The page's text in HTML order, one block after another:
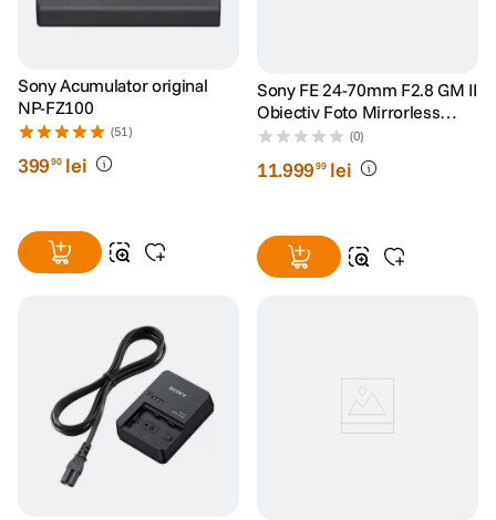
10. nou
Sony Acumulator original
NP-FZ100
(51)
39990 lei
Sony FE 24-70mm F2.8 GM II
Obiectiv Foto Mirrorless
Montura Sony E
(0)
11.99999 lei